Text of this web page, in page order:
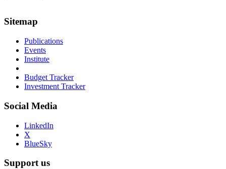
Sitemap
Publications
Events
Institute
Budget Tracker
Investment Tracker
Social Media
LinkedIn
X
BlueSky
Support us